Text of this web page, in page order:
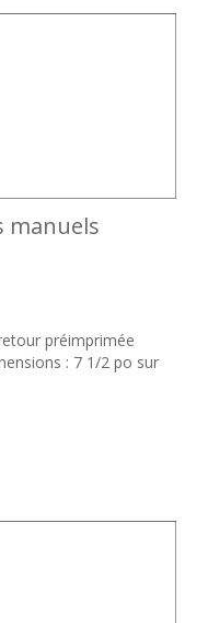
manuels
préimprimée
: 7 1/2 po sur